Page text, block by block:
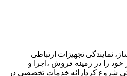
نمایندگی تجهیزات ارتباطی
از سال ۱۳۸۵ کار خود را در زمینه فروش ،اجرا و
شروع کردارائه خدمات تخصصی در